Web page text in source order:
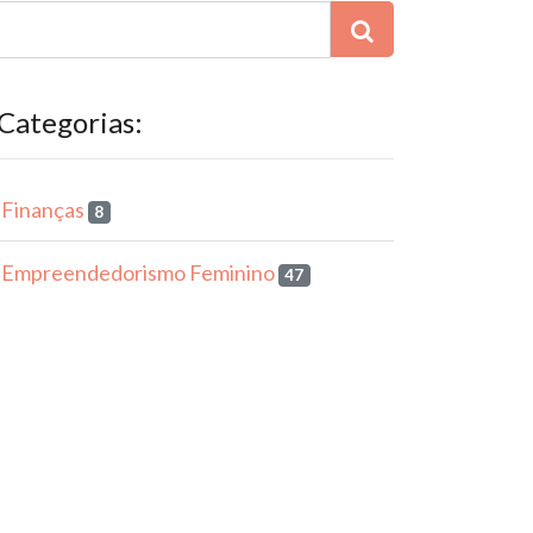
Finanças 8
Empreendedorismo Feminino 47